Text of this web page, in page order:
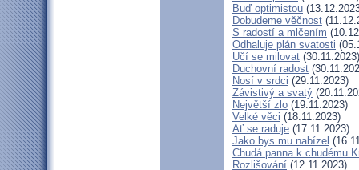
Buď optimistou
Dobudeme věčnost
S radostí a mlčením
Odhaluje plán svatosti
Učí se milovat (30.11.2023)
Duchovní radost
Nosí v srdci (29.11.2023)
Závistivý a svatý
Největší zlo (19.11.2023)
Velké věci (18.11.2023)
Ať se raduje (17.11.2023)
Jako bys mu nabízel
Chudá panna k chudému
Rozlišování (12.11.2023)